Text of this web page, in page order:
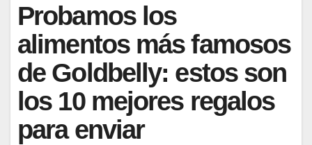
Probamos los
alimentos más famosos
de Goldbelly: estos son
los 10 mejores regalos
para enviar